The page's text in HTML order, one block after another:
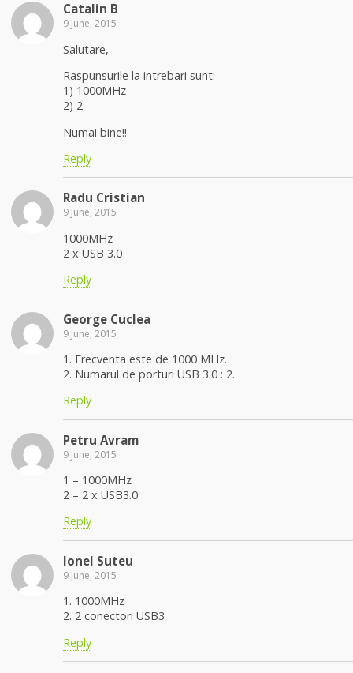
Catalin B
9 June, 2015
Salutare,
Raspunsurile la intrebari sunt:
1) 1000MHz
2) 2
Numai bine!!
Reply
Radu Cristian
9 June, 2015
1000MHz
2 x USB 3.0
Reply
George Cuclea
9 June, 2015
1. Frecventa este de 1000 MHz.
2. Numarul de porturi USB 3.0 : 2.
Reply
Petru Avram
9 June, 2015
1 – 1000MHz
2 – 2 x USB3.0
Reply
Ionel Suteu
9 June, 2015
1. 1000MHz
2. 2 conectori USB3
Reply